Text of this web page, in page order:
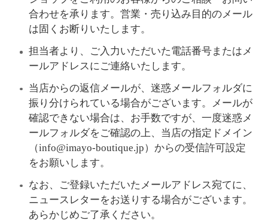
合わせを承ります。営業・売り込み目的のメール
は固くお断りいたします。
担当者より、ご入力いただいた電話番号またはメ
ールアドレスにご連絡いたします。
当店からの返信メールが、迷惑メールフォルダに
振り分けられている場合がございます。メールが
確認できない場合は、お手数ですが、一度迷惑メ
ールフォルダをご確認の上、当店の指定ドメイン
（info@imayo-boutique.jp）からの受信許可設定
をお願いします。
なお、ご登録いただいたメールアドレス宛てに、
ニュースレターをお送りする場合がございます。
あらかじめご了承ください。